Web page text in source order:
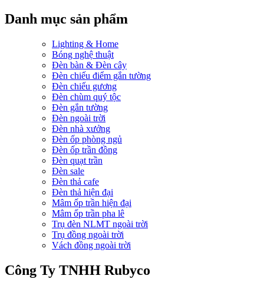
Danh mục sản phẩm
Lighting & Home
Bóng nghệ thuật
Đèn bàn & Đèn cây
Đèn chiếu điểm gắn tường
Đèn chiếu gương
Đèn chùm quý tộc
Đèn gắn tường
Đèn ngoài trời
Đèn nhà xưởng
Đèn ốp phòng ngủ
Đèn ốp trần đồng
Đèn quạt trần
Đèn sale
Đèn thả cafe
Đèn thả hiện đại
Mâm ốp trần hiện đại
Mâm ốp trần pha lê
Trụ đèn NLMT ngoài trời
Trụ đồng ngoài trời
Vách đồng ngoài trời
Công Ty TNHH Rubyco